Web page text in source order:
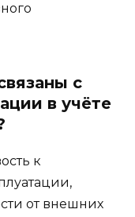
с
в учёте
к
от внешних